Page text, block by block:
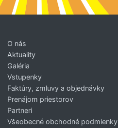
O nás
Aktuality
Galéria
Vstupenky
Faktúry, zmluvy a objednávky
Prenájom priestorov
Partneri
Všeobecné obchodné podmienky